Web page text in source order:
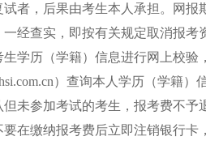
者，后果由考生本人承担。网
一经查实，即按有关规定取消报
历（学籍）信息进行网上校验
）查询本人学历（学籍
参加考试的考生，报考费不予
在缴纳报考费后立即注销银行卡